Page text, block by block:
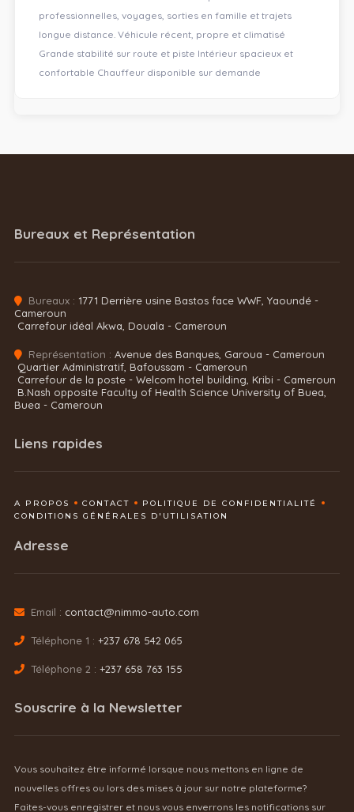
professionnelles, voyages, sorties en famille et trajets
longue distance. Véhicule récent, propre et climatisé
Grande stabilité sur route et piste Intérieur spacieux et
confortable Chauffeur disponible sur demande
Bureaux et Représentation
Bureaux : 1771 Derrière usine Bastos face WWF, Yaoundé -
Cameroun
Carrefour idéal Akwa, Douala - Cameroun
Représentation : Avenue des Banques, Garoua - Cameroun
Quartier Administratif, Bafoussam - Cameroun
Carrefour de la poste - Welcom hotel building, Kribi - Cameroun
B.Nash opposite Faculty of Health Science University of Buea,
Buea - Cameroun
Liens rapides
A PROPOS CONTACT
POLITIQUE DE CONFIDENTIALITÉ
CONDITIONS GÉNÉRALES D'UTILISATION
Adresse
Email : contact@nimmo-auto.com
Téléphone 1 : +237 678 542 065
Téléphone 2 : +237 658 763 155
Souscrire à la Newsletter
Vous souhaitez être informé lorsque nous mettons en ligne de
nouvelles offres ou lors des mises à jour sur notre plateforme?
Faites-vous enregistrer et nous vous enverrons les notifications sur